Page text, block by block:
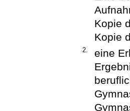
Kopie
Kopie
2.
eine